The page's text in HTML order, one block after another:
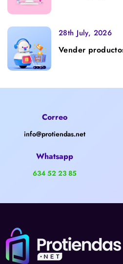
28th July, 2026
Vender
Correo
info@protiendas.net
Whatsapp
634 52 23 85